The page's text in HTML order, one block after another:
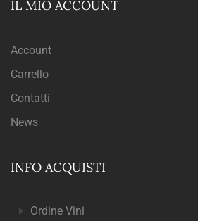
IL MIO ACCOUNT
Account
Carrello
Contatti
News
INFO ACQUISTI
Ordine Vini